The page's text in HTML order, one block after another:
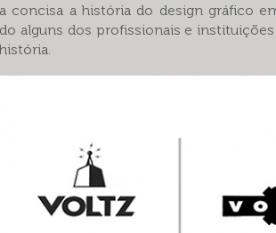
concisa a história do design gráfico
alguns dos profissionais e